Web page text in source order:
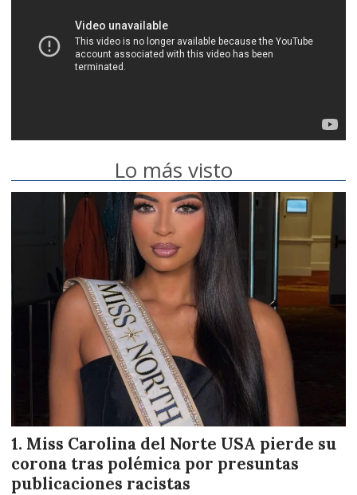
Lo más visto
Miss Carolina del Norte USA pierde su
corona tras polémica por presuntas
publicaciones racistas